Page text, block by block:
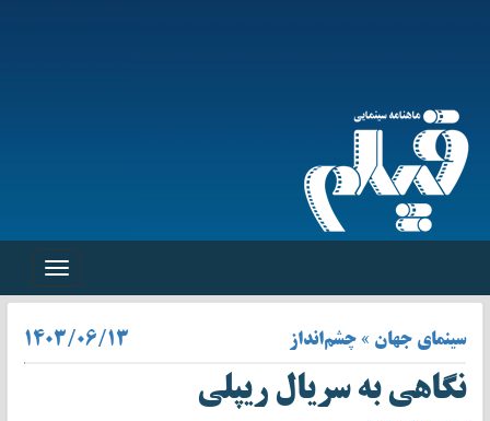
Toggle
سینمای جهان » چشم‌انداز ۱۴۰۳/۰۶/۱۳
نگاهی به سریال ریپلی